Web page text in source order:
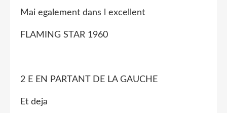
Mai egalement dans l excellent
FLAMING STAR 1960
2 E EN PARTANT DE LA GAUCHE
Et deja